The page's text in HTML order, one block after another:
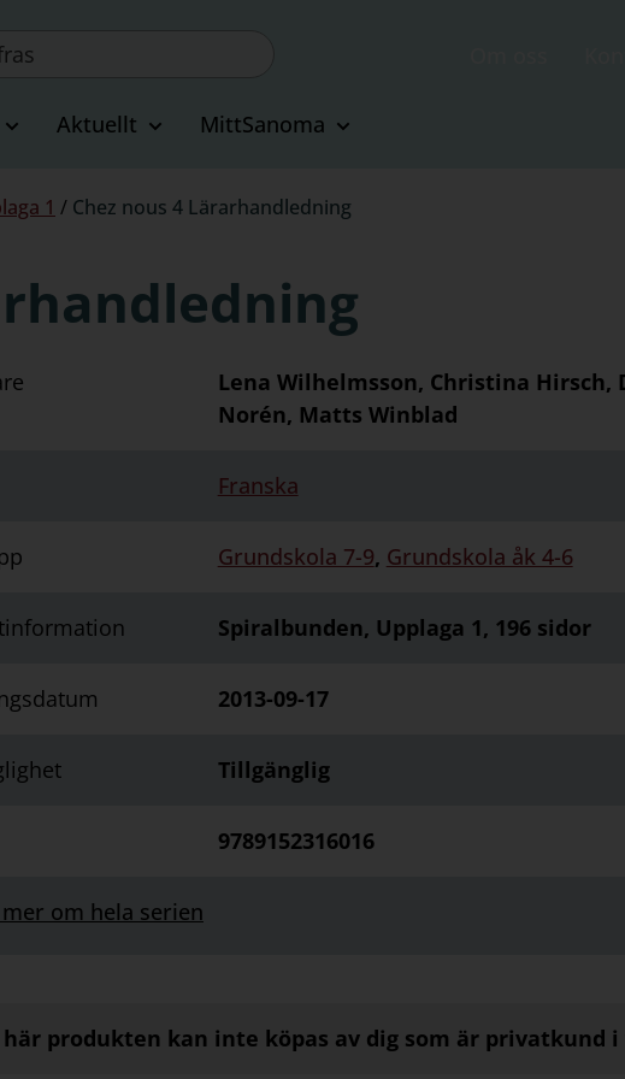
Aktuellt MittSanoma
1 / Chez nous 4 Lärarhandledning
Lena Wilhelmsson, Christina
Norén, Matts Winblad
Franska
Grundskola 7-9, Grundskola åk 4-6
Spiralbunden, Upplaga 1, 196 sidor
2013-09-17
Tillgänglig
9789152316016
mer om hela serien
här produkten kan inte köpas av dig som är privatkund i